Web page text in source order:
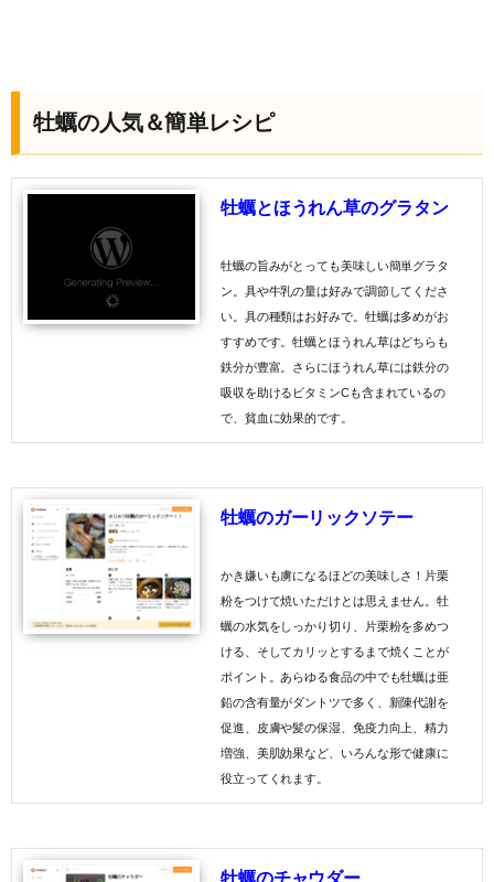
牡蠣の人気＆簡単レシピ
牡蠣とほうれん草のグラタン
牡蠣の旨みがとっても美味しい簡単グラタ
ン。具や牛乳の量は好みで調節してくださ
い。具の種類はお好みで。牡蠣は多めがお
すすめです。牡蠣とほうれん草はどちらも
鉄分が豊富。さらにほうれん草には鉄分の
吸収を助けるビタミンCも含まれているの
で、貧血に効果的です。
牡蠣のガーリックソテー
かき嫌いも虜になるほどの美味しさ！片栗
粉をつけて焼いただけとは思えません。牡
蠣の水気をしっかり切り、片栗粉を多めつ
ける、そしてカリッとするまで焼くことが
ポイント。あらゆる食品の中でも牡蠣は亜
鉛の含有量がダントツで多く、新陳代謝を
促進、皮膚や髪の保湿、免疫力向上、精力
増強、美肌効果など、いろんな形で健康に
役立ってくれます。
牡蠣のチャウダー